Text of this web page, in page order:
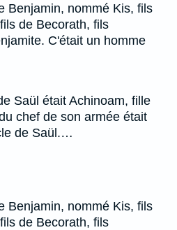
Benjamin, nommé Kis, fils
de Becorath, fils
C'était un homme
Saül était Achinoam, fille
chef de son armée était
de Saül.…
Benjamin, nommé Kis, fils
de Becorath, fils